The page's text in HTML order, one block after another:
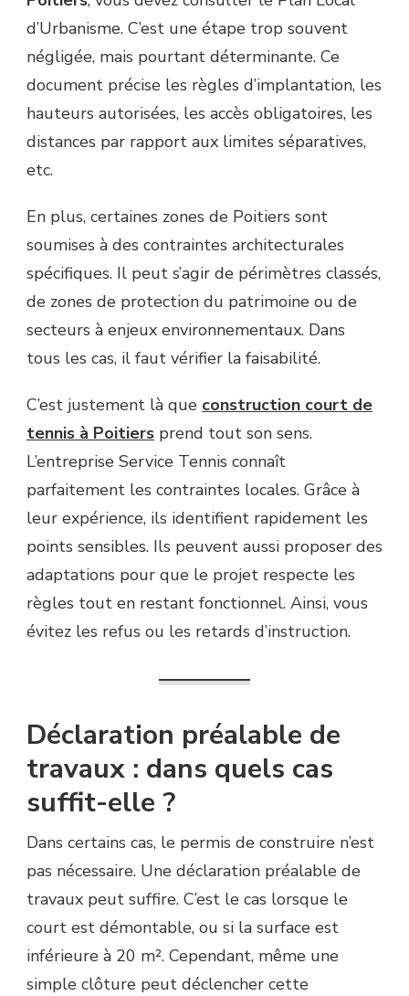
d’Urbanisme. C’est une étape trop souvent
négligée, mais pourtant déterminante. Ce
document précise les règles d’implantation, les
hauteurs autorisées, les accès obligatoires, les
distances par rapport aux limites séparatives,
etc.
En plus, certaines zones de Poitiers sont
soumises à des contraintes architecturales
spécifiques. Il peut s’agir de périmètres classés,
de zones de protection du patrimoine ou de
secteurs à enjeux environnementaux. Dans
tous les cas, il faut vérifier la faisabilité.
C’est justement là que construction court de
tennis à Poitiers prend tout son sens.
L’entreprise Service Tennis connaît
parfaitement les contraintes locales. Grâce à
leur expérience, ils identifient rapidement les
points sensibles. Ils peuvent aussi proposer des
adaptations pour que le projet respecte les
règles tout en restant fonctionnel. Ainsi, vous
évitez les refus ou les retards d’instruction.
Déclaration préalable de
travaux : dans quels cas
suffit-elle ?
Dans certains cas, le permis de construire n’est
pas nécessaire. Une déclaration préalable de
travaux peut suffire. C’est le cas lorsque le
court est démontable, ou si la surface est
inférieure à 20 m². Cependant, même une
simple clôture peut déclencher cette